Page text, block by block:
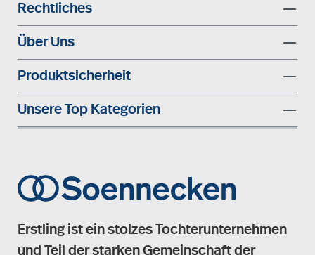
Rechtliches
Über Uns
Produktsicherheit
Unsere Top Kategorien
Erstling ist ein stolzes Tochterunternehmen
und Teil der starken Gemeinschaft der